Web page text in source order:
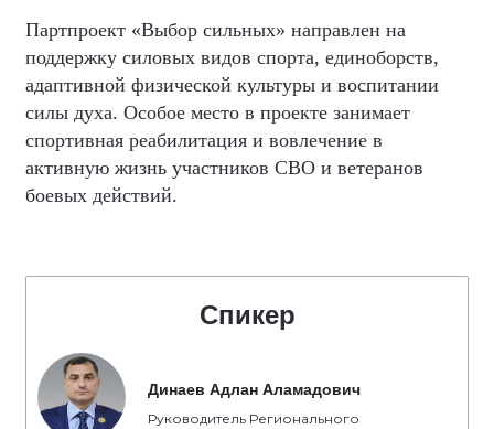
Партпроект «Выбор сильных» направлен на
поддержку силовых видов спорта, единоборств,
адаптивной физической культуры и воспитании
силы духа. Особое место в проекте занимает
спортивная реабилитация и вовлечение в
активную жизнь участников СВО и ветеранов
боевых действий.
Спикер
Динаев Адлан Аламадович
Руководитель Регионального